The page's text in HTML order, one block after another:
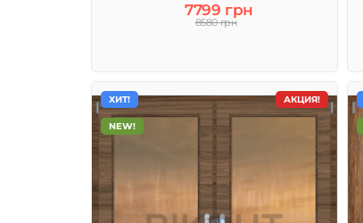
7799 грн
8580 грн
АКЦИЯ!
ХИТ!
NEW!